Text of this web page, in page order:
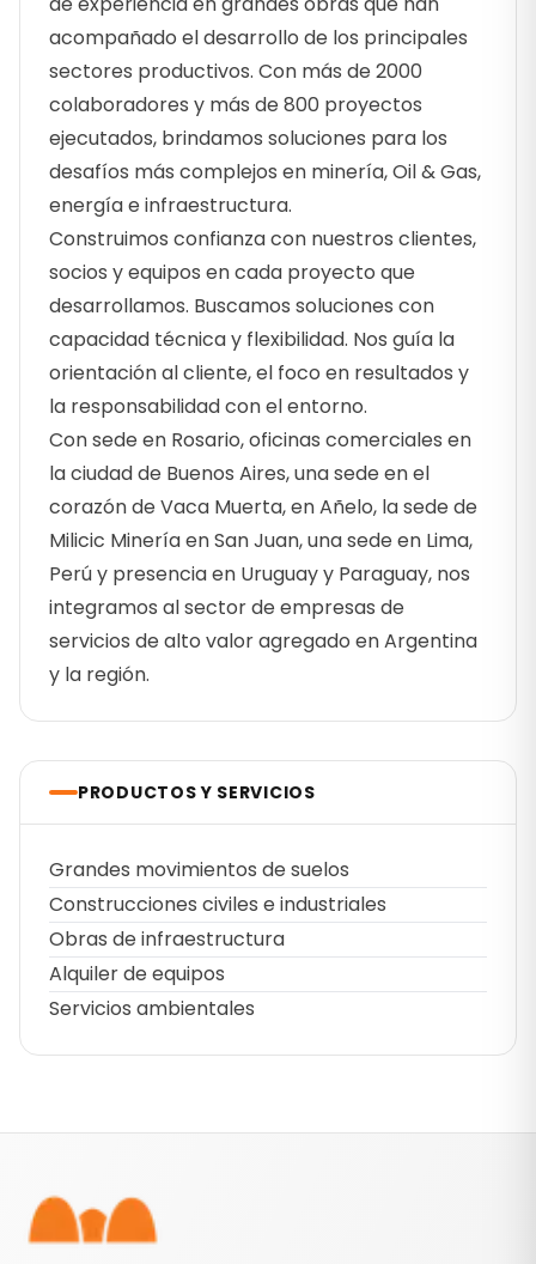
acompañado el desarrollo de los principales
sectores productivos. Con más de 2000
colaboradores y más de 800 proyectos
ejecutados, brindamos soluciones para los
desafíos más complejos en minería, Oil & Gas,
energía e infraestructura.
Construimos confianza con nuestros clientes,
socios y equipos en cada proyecto que
desarrollamos. Buscamos soluciones con
capacidad técnica y flexibilidad. Nos guía la
orientación al cliente, el foco en resultados y
la responsabilidad con el entorno.
Con sede en Rosario, oficinas comerciales en
la ciudad de Buenos Aires, una sede en el
corazón de Vaca Muerta, en Añelo, la sede de
Milicic Minería en San Juan, una sede en Lima,
Perú y presencia en Uruguay y Paraguay, nos
integramos al sector de empresas de
servicios de alto valor agregado en Argentina
y la región.
PRODUCTOS Y SERVICIOS
Grandes movimientos de suelos
Construcciones civiles e industriales
Obras de infraestructura
Alquiler de equipos
Servicios ambientales